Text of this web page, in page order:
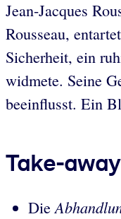
Jean-Jacques
Rousseau,
Sicherheit, ein
widmete. Seine
beeinflusst. Ein
Take-
Die